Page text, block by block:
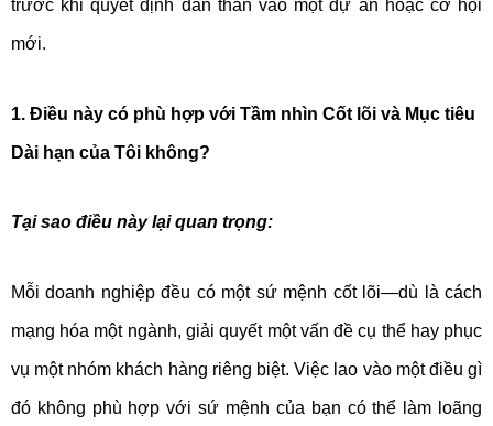
trước khi quyết định dấn thân vào một dự án hoặc cơ hội
mới.
1. Điều này có phù hợp với Tầm nhìn Cốt lõi và Mục tiêu
Dài hạn của Tôi không?
Tại sao điều này lại quan trọng:
Mỗi doanh nghiệp đều có một sứ mệnh cốt lõi—dù là cách
mạng hóa một ngành, giải quyết một vấn đề cụ thể hay phục
vụ một nhóm khách hàng riêng biệt. Việc lao vào một điều gì
đó không phù hợp với sứ mệnh của bạn có thể làm loãng